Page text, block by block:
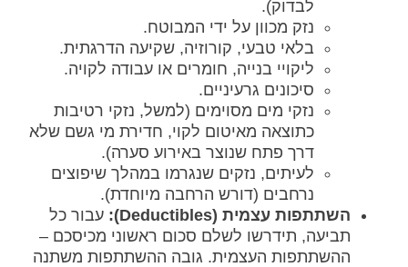
לבדוק).
נזק מכוון על ידי המבוטח.
בלאי טבעי, קורוזיה, שקיעה הדרגתית.
ליקויי בנייה, חומרים או עבודה לקויה.
סיכונים גרעיניים.
נזקי מים מסוימים (למשל, נזקי רטיבות
כתוצאה מאיטום לקוי, חדירת מי גשם שלא
דרך פתח שנוצר באירוע סערה).
לעיתים, נזקים שנגרמו במהלך שיפוצים
נרחבים (דורש הרחבה מיוחדת).
השתתפות עצמית (Deductibles):
עבור כל
תביעה, תידרשו לשלם סכום ראשוני מכיסכם –
ההשתתפות העצמית. גובה ההשתתפות משתנה